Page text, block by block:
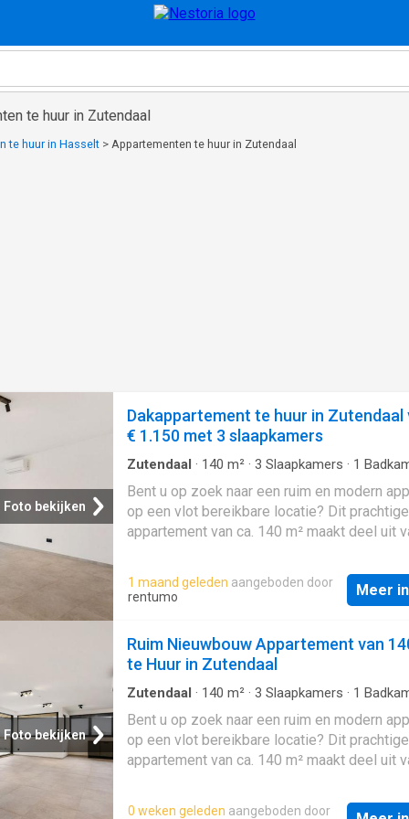
te huur in Zutendaal
te huur in Hasselt > Appartementen te huur in Zutendaal
Foto bekijken
Dakappartement te huur in Zutendaal
€ 1.150 met 3 slaapkamers
Zutendaal · 140 m² · 3 Slaapkamers · 1
Bent u op zoek naar een ruim en modern
op een vlot bereikbare locatie? Dit prachtige
appartement van ca. 140 m² maakt deel uit
Zutendaal en combineert comfort, ruimte en
strategische ligging. Het appartement
een royale bewoonbare oppervlakte van
naar een comfortabele woonst. Dankzij de
architectuur en kwalitatieve afwerking geniet
aangename en hedendaagse leefomgeving.
het industriegebied van Zutendaal, met een
uitstekende bereikbaarheid en een vlotte
naar omliggende gemeenten en belangrijke
invalswegen. Troeven: - Ruim appartement
Veel lichtinval en aangename leefruimtes -
1 maand geleden aangeboden door
rentumo
Meer
Foto bekijken
Ruim Nieuwbouw Appartement van
te Huur in Zutendaal
Zutendaal · 140 m² · 3 Slaapkamers · 1
Bent u op zoek naar een ruim en modern
op een vlot bereikbare locatie? Dit prachtige
appartement van ca. 140 m² maakt deel uit
Zutendaal en combineert comfort, ruimte en
0 weken geleden aangeboden door